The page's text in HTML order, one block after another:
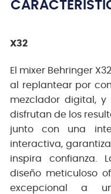
X32
El mixer Behringer
al replantear por
mezclador digital,
disfrutan de los
junto con una
interactiva,
inspira confianza.
diseño meticuloso
excepcional a